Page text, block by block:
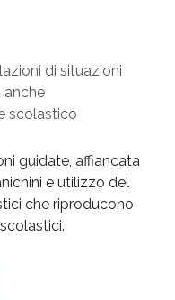
di situazioni
anche
scolastico
guidate, affiancata
e utilizzo del
che riproducono